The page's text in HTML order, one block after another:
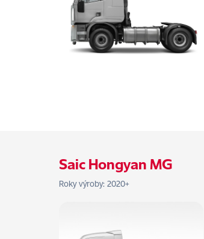
Saic Hongyan MG
Roky výroby: 2020+